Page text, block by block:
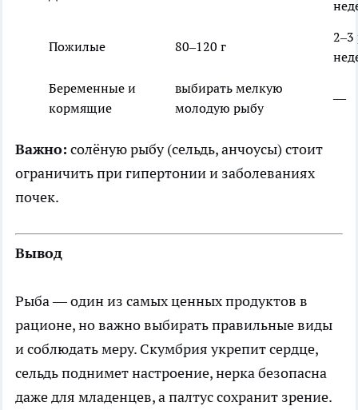
Пожилые 80–120 г
2–3
Беременные и
кормящие
выбирать мелкую
молодую рыбу
—
Важно: солёную рыбу (сельдь, анчоусы) стоит
ограничить при гипертонии и заболеваниях
почек.
Вывод
Рыба — один из самых ценных продуктов в
рационе, но важно выбирать правильные виды
и соблюдать меру. Скумбрия укрепит сердце,
сельдь поднимет настроение, нерка безопасна
даже для младенцев, а палтус сохранит зрение.